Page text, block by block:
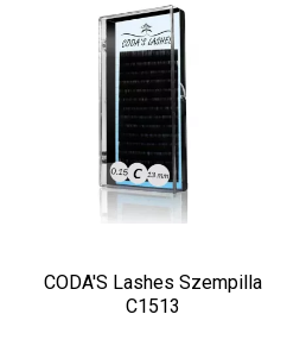
CODA'S Lashes Szempilla
C1513